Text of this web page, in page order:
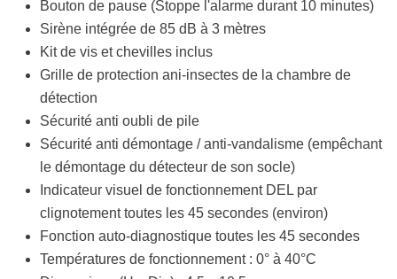
Bouton de pause (Stoppe l'alarme durant 10 minutes)
Sirène intégrée de 85 dB à 3 mètres
Kit de vis et chevilles inclus
Grille de protection ani-insectes de la chambre de
détection
Sécurité anti oubli de pile
Sécurité anti démontage / anti-vandalisme (empêchant
le démontage du détecteur de son socle)
Indicateur visuel de fonctionnement DEL par
clignotement toutes les 45 secondes (environ)
Fonction auto-diagnostique toutes les 45 secondes
Températures de fonctionnement : 0° à 40°C